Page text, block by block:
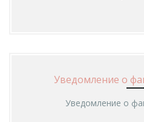
Уведомление о
Уведомление о